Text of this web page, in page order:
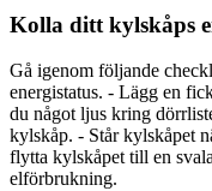
Kolla ditt kylskåps
Gå igenom följande
energistatus. - Lägg en
du något ljus kring
kylskåp. - Står kylskåpet
flytta kylskåpet till en
elförbrukning.